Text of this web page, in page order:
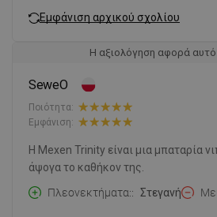
Εμφάνιση αρχικού σχολίου
Η αξιολόγηση αφορά αυτό
SeweO
Ποιότητα:
Εμφάνιση:
Η Mexen Trinity είναι μια μπαταρία
άψογα το καθήκον της.
Πλεονεκτήματα:
Στεγανή